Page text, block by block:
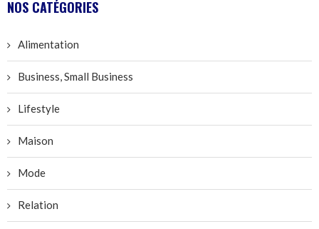
NOS CATÉGORIES
Alimentation
Business, Small Business
Lifestyle
Maison
Mode
Relation